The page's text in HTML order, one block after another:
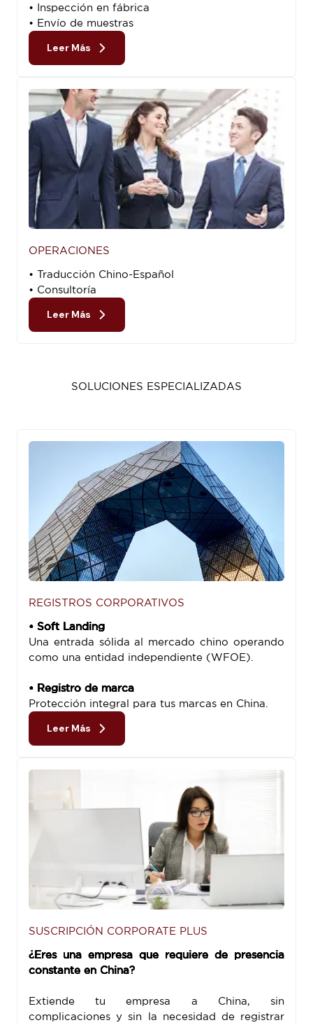
• Inspección en fábrica
• Envío de muestras
Leer Más
OPERACIONES
• Traducción Chino-Español
• Consultoría
Leer Más
SOLUCIONES ESPECIALIZADAS
REGISTROS CORPORATIVOS
• Soft Landing
Una entrada sólida al mercado chino operando
como una entidad independiente (WFOE).
• Registro de marca
Protección integral para tus marcas en China.
Leer Más
SUSCRIPCIÓN CORPORATE PLUS
¿Eres una empresa que requiere de presencia
constante en China?
Extiende tu empresa a China, sin
complicaciones y sin la necesidad de registrar